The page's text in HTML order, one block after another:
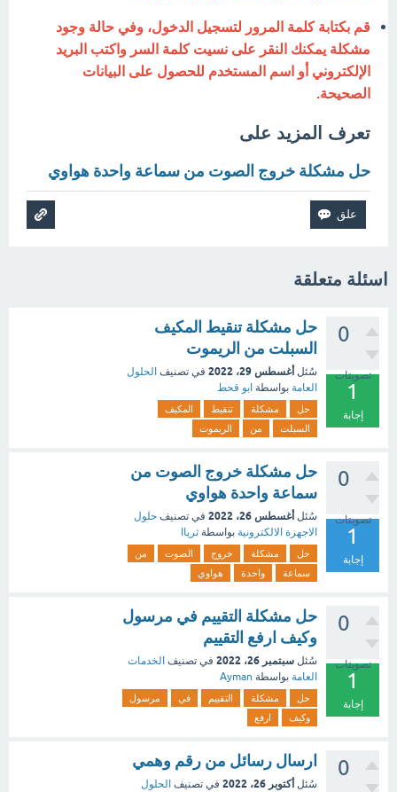
قم بكتابة كلمة المرور لتسجيل الدخول، وفي حالة وجود
مشكلة يمكنك النقر على نسيت كلمة السر واكتب البريد
الإلكتروني أو اسم المستخدم للحصول على البيانات
الصحيحة.
تعرف المزيد على
حل مشكلة خروج الصوت من سماعة واحدة هواوي
اسئلة متعلقة
0
تصويتات
1
إجابة
حل مشكلة تنقيط المكيف
السبلت من الريموت
سُئل أغسطس 29، 2022 في تصنيف الحلول
العامة بواسطة ابو قحط
حل مشكلة تنقيط
المكيف
السبلت
من الريموت
0
تصويتات
1
إجابة
حل مشكلة خروج الصوت من
سماعة واحدة هواوي
سُئل أغسطس 26، 2022 في تصنيف حلول
الاجهزة الالكترونية بواسطة ثرياا
حل مشكلة خروج الصوت
من
سماعة
واحدة هواوي
0
تصويتات
1
إجابة
حل مشكلة التقييم في مرسول
وكيف ارفع التقييم
سُئل سبتمبر 26، 2022 في تصنيف الخدمات
العامة بواسطة Ayman
حل مشكلة التقييم في
مرسول
وكيف
ارفع
0 ارسال رسائل من رقم وهمي
سُئل أكتوبر 26، 2022 في تصنيف الحلول